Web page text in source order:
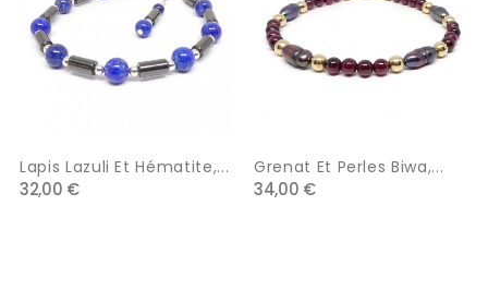
Lapis Lazuli Et Hématite,...
32,00 €
Grenat Et Perles Biwa,...
34,00 €